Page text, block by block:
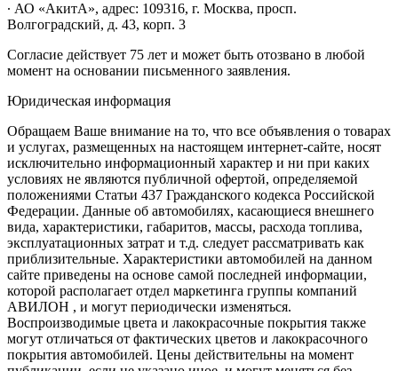
∙ АО «АкитА», адрес: 109316, г. Москва, просп.
Волгоградский, д. 43, корп. 3
Согласие действует 75 лет и может быть отозвано в любой
момент на основании письменного заявления.
Юридическая информация
Обращаем Ваше внимание на то, что все объявления о товарах
и услугах, размещенных на настоящем интернет-сайте, носят
исключительно информационный характер и ни при каких
условиях не являются публичной офертой, определяемой
положениями Статьи 437 Гражданского кодекса Российской
Федерации. Данные об автомобилях, касающиеся внешнего
вида, характеристики, габаритов, массы, расхода топлива,
эксплуатационных затрат и т.д. следует рассматривать как
приблизительные. Характеристики автомобилей на данном
сайте приведены на основе самой последней информации,
которой располагает отдел маркетинга группы компаний
АВИЛОН , и могут периодически изменяться.
Воспроизводимые цвета и лакокрасочные покрытия также
могут отличаться от фактических цветов и лакокрасочного
покрытия автомобилей. Цены действительны на момент